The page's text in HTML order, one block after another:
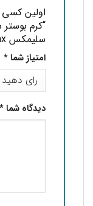
اولین
“کرم
سلیمکس Celimax مدل The Vita-A”
امتیاز شما*
دیدگاه شما*